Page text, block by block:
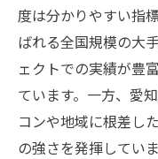
度は分かりやすい指
ばれる全国規模の大
ェクトでの実績が豊
ています。一方、愛
コンや地域に根差し
の強さを発揮していま